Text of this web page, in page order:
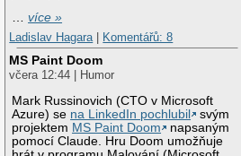
…více »
Ladislav Hagara
Komentářů: 8
MS Paint Doom
včera 12:44 | Humor
Mark Russinovich (CTO v Microsoft
Azure) se na LinkedIn pochlubil
svým
projektem MS Paint Doom
napsaným
pomocí Claude. Hru Doom umožňuje